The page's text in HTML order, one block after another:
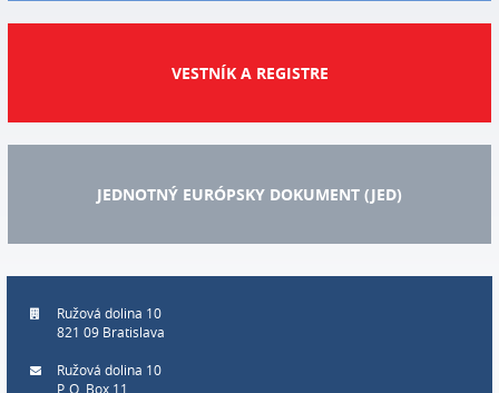
VESTNÍK A REGISTRE
JEDNOTNÝ EURÓPSKY DOKUMENT (JED)
Ružová dolina 10
821 09 Bratislava
Ružová dolina 10
P. O. Box 11